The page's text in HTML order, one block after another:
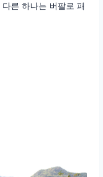
른 하나는 버팔로 패